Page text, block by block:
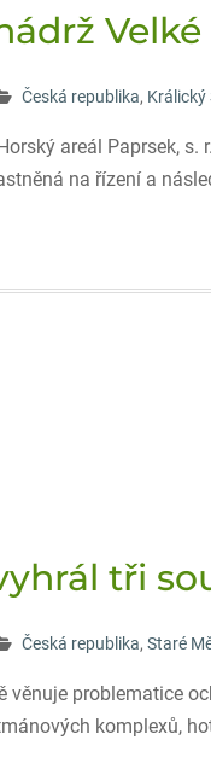
Česká republika, Králický
areál Paprsek,
na řízení a
tři
Česká republika, Staré
věnuje problematice
komplexů,